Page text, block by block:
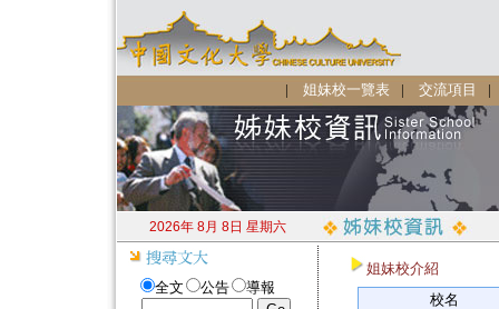
| 姐妹校一覽表 | 交流項目
2026年 8月 8日 星期六
全文 公告 導報
姐妹校介紹
校名